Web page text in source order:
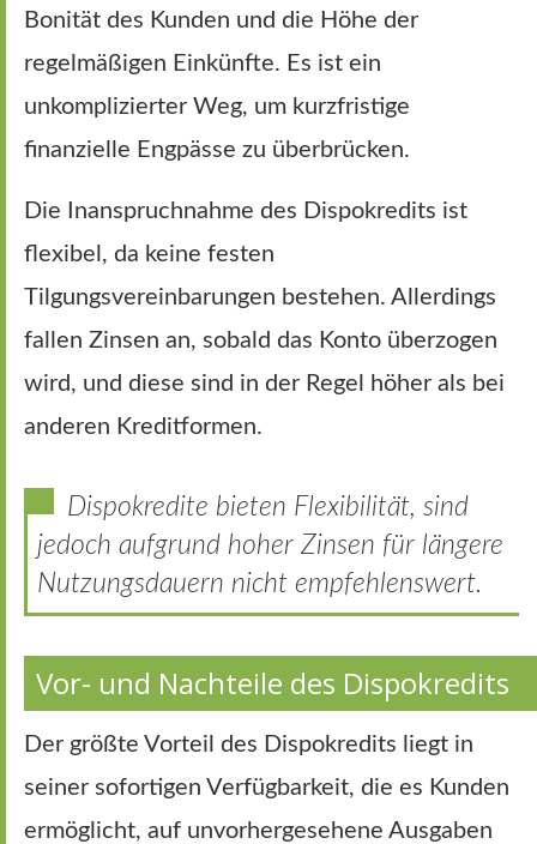
Bonität des Kunden und die Höhe der
regelmäßigen Einkünfte. Es ist ein
unkomplizierter Weg, um kurzfristige
finanzielle Engpässe zu überbrücken.
Die Inanspruchnahme des Dispokredits ist
flexibel, da keine festen
Tilgungsvereinbarungen bestehen. Allerdings
fallen Zinsen an, sobald das Konto überzogen
wird, und diese sind in der Regel höher als bei
anderen Kreditformen.
Dispokredite bieten Flexibilität, sind
jedoch aufgrund hoher Zinsen für längere
Nutzungsdauern nicht empfehlenswert.
Vor- und Nachteile des Dispokredits
Der größte Vorteil des Dispokredits liegt in
seiner sofortigen Verfügbarkeit, die es Kunden
ermöglicht, auf unvorhergesehene Ausgaben